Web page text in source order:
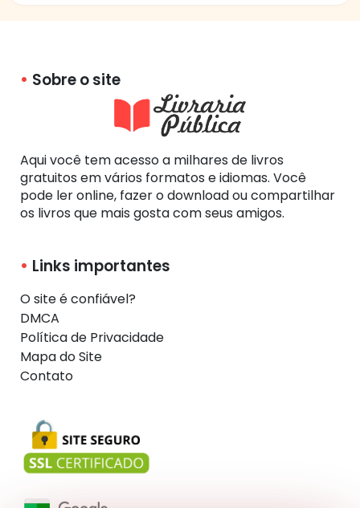
Sobre o site
Aqui você tem acesso a milhares de livros
gratuitos em vários formatos e idiomas. Você
pode ler online, fazer o download ou compartilhar
os livros que mais gosta com seus amigos.
Links importantes
O site é confiável?
DMCA
Política de Privacidade
Mapa do Site
Contato